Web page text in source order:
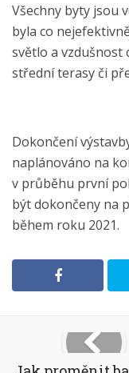
Všechny byty jsou
byla co
světlo a vzdušnost
střední terasy či
Dokončení
naplánováno na
v průběhu první
být dokončeny na
během roku 2021.